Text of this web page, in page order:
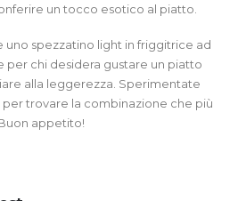
un tocco esotico al piatto.
uno spezzatino light in friggitrice ad
per chi desidera gustare un piatto
alla leggerezza. Sperimentate
trovare la combinazione che più
appetito!